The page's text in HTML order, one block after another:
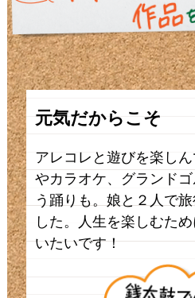
元気だからこそ
アレコレと遊びを楽し
やカラオケ、グランド
う踊りも。娘と２人で
した。人生を楽しむた
いたいです！